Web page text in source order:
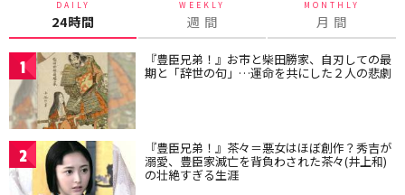
DAILY
24時間
WEEKLY
週 間
MONTHLY
月 間
1 『豊臣兄弟！』お市と柴田勝家、自刃しての最
期と「辞世の句」…運命を共にした２人の悲劇
2 『豊臣兄弟！』茶々＝悪女はほぼ創作？秀吉が
溺愛、豊臣家滅亡を背負わされた茶々(井上和)
の壮絶すぎる生涯